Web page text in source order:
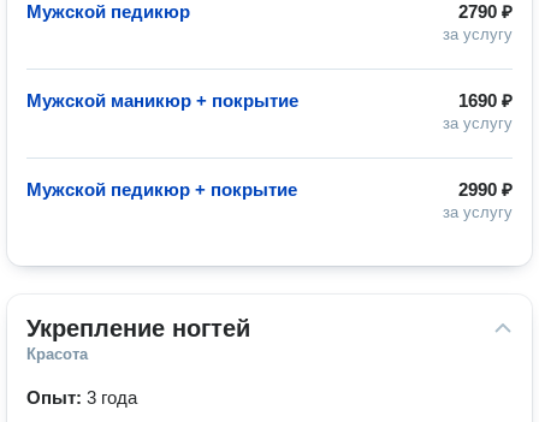
2790 ₽
за услугу
Мужской педикюр
1690 ₽
за услугу
Мужской маникюр + покрытие
2990 ₽
за услугу
Мужской педикюр + покрытие
Укрепление ногтей
Красота
Опыт: 3 года